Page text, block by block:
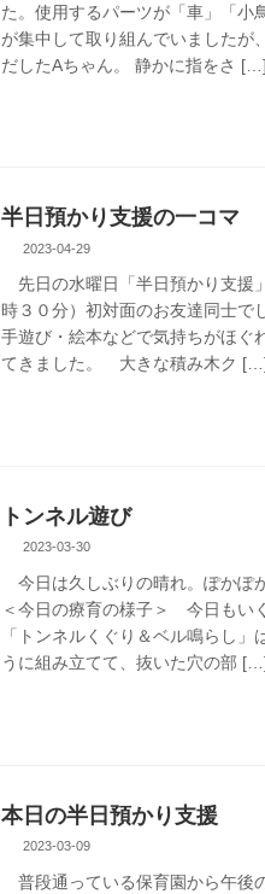
た。使用するパーツが「車」「小
が集中して取り組んでいましたが
だしたAちゃん。 静かに指をさ […]
半日預かり支援の一コマ
2023-04-29
先日の水曜日「半日預かり支援
時３０分）初対面のお友達同士で
手遊び・絵本などで気持ちがほぐ
てきました。 大きな積み木ク
トンネル遊び
2023-03-30
今日は久しぶりの晴れ。ぽかぽ
＜今日の療育の様子＞ 今日もい
「トンネルくぐり＆ベル鳴らし
うに組み立てて、抜いた穴の部
本日の半日預かり支援
2023-03-09
普段通っている保育園から午後